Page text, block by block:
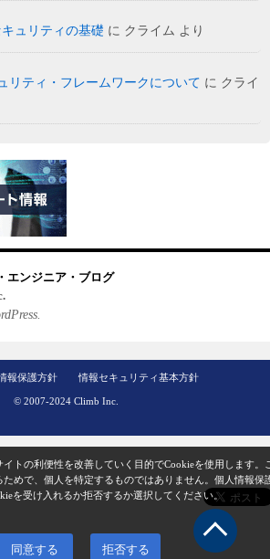
ュリティの基礎 に クライム より
リティ・フレームワークについて に クライ
エンジニア・ブログ
報保護方針 情報セキュリティ基本方針
© 2007-2024 Climb Inc.
トの利便性を改善していく目的でCookieを使用します。
めで、個人を特定するものではありません。 個人情報保
を受け入れるか拒否するか選択してください。
同意する 拒否する